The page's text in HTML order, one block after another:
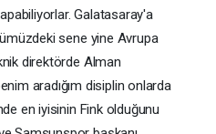
Galatasaray'a
sene yine Avrupa
direktörde Alman
aradığım disiplin onlarda
en iyisinin Fink olduğunu